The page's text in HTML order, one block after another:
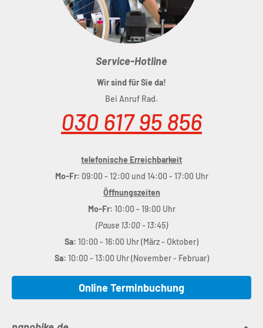
Service-Hotline
Wir sind für Sie da!
Bei Anruf Rad.
030 617 95 856
telefonische Erreichbarkeit
Mo-Fr: 09:00 - 12:00 und 14:00 - 17:00 Uhr
Öffnungszeiten
Mo-Fr: 10:00 - 19:00 Uhr
(Pause 13:00 - 13:45)
Sa: 10:00 - 16:00 Uhr (März - Oktober)
Sa: 10:00 - 13:00 Uhr (November - Februar)
Online Terminbuchung